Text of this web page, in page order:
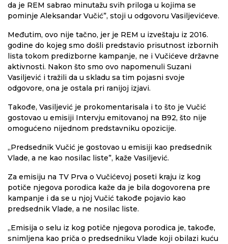
da je REM sabrao minutažu svih priloga u kojima se
pominje Aleksandar Vučić”, stoji u odgovoru Vasiljevićeve.
Međutim, ovo nije tačno, jer je REM u izveštaju iz 2016.
godine do kojeg smo došli predstavio prisutnost izbornih
lista tokom predizborne kampanje, ne i Vučićeve državne
aktivnosti. Nakon što smo ovo napomenuli Suzani
Vasiljević i tražili da u skladu sa tim pojasni svoje
odgovore, ona je ostala pri ranijoj izjavi.
Takođe, Vasiljević je prokomentarisala i to što je Vučić
gostovao u emisiji Intervju emitovanoj na B92, što nije
omogućeno nijednom predstavniku opozicije.
„Predsednik Vučić je gostovao u emisiji kao predsednik
Vlade, a ne kao nosilac liste”, kaže Vasiljević.
Za emisiju na TV Prva o Vučićevoj poseti kraju iz kog
potiče njegova porodica kaže da je bila dogovorena pre
kampanje i da se u njoj Vučić takođe pojavio kao
predsednik Vlade, a ne nosilac liste.
„Emisija o selu iz kog potiče njegova porodica je, takođe,
snimljena kao priča o predsedniku Vlade koji obilazi kuću